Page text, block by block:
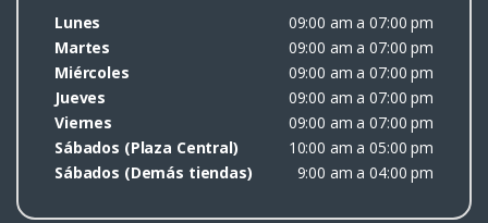
Lunes
09:00 am a 07:00 pm
Martes
09:00 am a 07:00 pm
Miércoles
09:00 am a 07:00 pm
Jueves
09:00 am a 07:00 pm
Viernes
09:00 am a 07:00 pm
Sábados (Plaza Central)
10:00 am a 05:00 pm
Sábados (Demás tiendas)
9:00 am a 04:00 pm